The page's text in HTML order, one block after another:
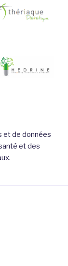
et de données
et des